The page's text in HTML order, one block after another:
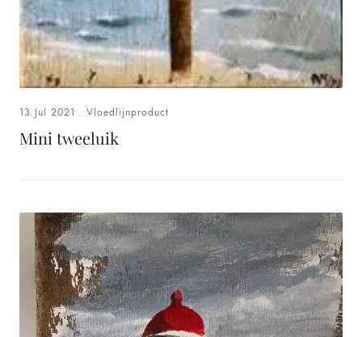
13 Jul 2021 . Vloedlijnproduct
Mini tweeluik